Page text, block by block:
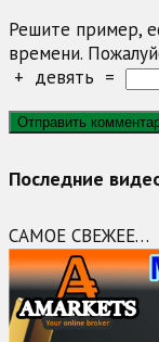
Решите пример,
времени.
+ девять =
Последние
САМОЕ СВЕЖЕЕ…